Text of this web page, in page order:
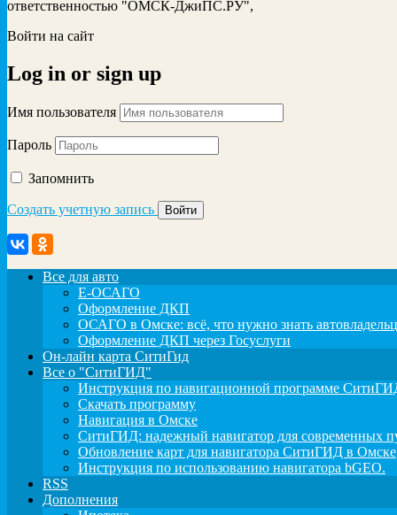
ответственностью "ОМСК-ДжиПС.РУ",
Войти на сайт
Log in or sign up
Имя пользователя
Пароль
Запомнить
Создать учетную запись
Все для авто
Е-ОСАГО
Оформление ДКП
ОСАГО в Омске: всё, что нужно знать
Оформление ДКП через Госуслуги
Он-лайн карта СитиГид
Все о "СитиГИД"
Инструкция по навигационной программе
Скачать программу
Навигация в Омске
СитиГИД: надежный навигатор для современных
Обновление карт для навигатора СитиГИД в Омске
Инструкция по использованию навигатора bGEO.
RSS
Дополнения